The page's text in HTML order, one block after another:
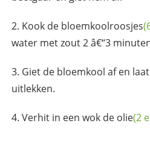
Kook de bloemkoolroosjes
water met zout 2 â€“3
Giet de bloemkool af en
uitlekken.
Verhit in een wok de olie(2